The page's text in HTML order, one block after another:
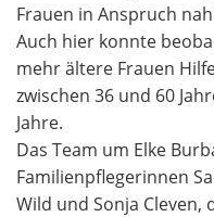
Frauen in Anspruch
Auch hier konnte
mehr ältere Frauen
zwischen 36 und 60
Jahre.
Das Team um Elke
Familienpflegerinnen
Wild und Sonja Cleven,